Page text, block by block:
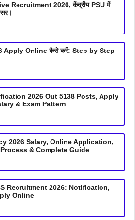
Recruitment 2026, केंद्रीय PSU में
Apply Online कैसे करें: Step by Step
2026 Out 5138 Posts, Apply
& Exam Pattern
2026 Salary, Online Application,
& Complete Guide
Recruitment 2026: Notification,
Online